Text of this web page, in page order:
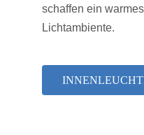
schaffen ein
Lichtambiente.